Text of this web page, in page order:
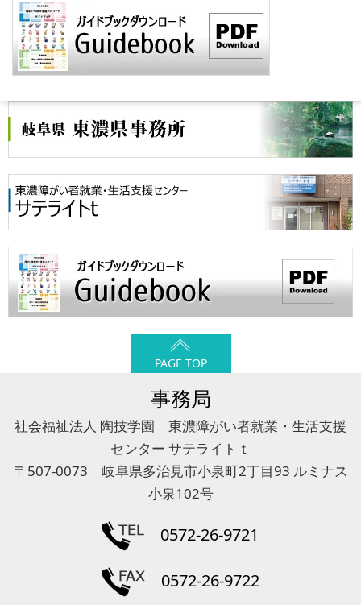
PAGE TOP
事務局
社会福祉法人 陶技学園 東濃障がい者就業・生活支援
センター サテライトｔ
〒507-0073 岐阜県多治見市小泉町2丁目93 ルミナス
小泉102号
0572-26-9721
0572-26-9722